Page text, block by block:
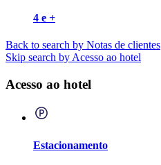
4 e +
Back to search by Notas de clientes
Skip search by Acesso ao hotel
Acesso ao hotel
Estacionamento